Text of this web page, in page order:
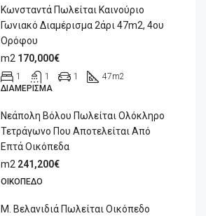
Κωνσταντά Πωλείται Καινούριο
Γωνιακό Διαμέρισμα 2άρι 47m2, 4ου
Ορόφου
m2 170,000€
1 1 1 47m2
ΔΙΑΜΈΡΙΣΜΑ
Νεάπολη Βόλου Πωλείται Ολόκληρο
Τετράγωνο Που Αποτελείται Από
Επτά Οικόπεδα
m2 241,200€
ΟΙΚΌΠΕΔΟ
Μ. Βελανιδιά Πωλείται Οικόπεδο